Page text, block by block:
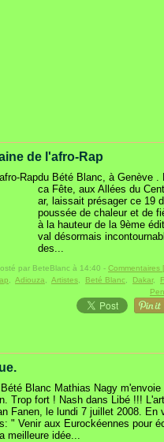
de l'afro-Rap
du Bété Blanc, à Genève .
ca Fête, aux Allées du
ar, laissait présager ce 19
poussée de chaleur et de
à la hauteur de la 9ème
val désormais
des...
par BeteBlanc à 14:40 - Commentaires [
Adiouza Artistes Beté Blanc Dakar,
Blanc Mathias Nagy
Trop fort ! Nash dans Libé !!!
Fanen, le lundi 7 juillet 2008. En
" Venir aux Eurockéennes pour
meilleure idée...